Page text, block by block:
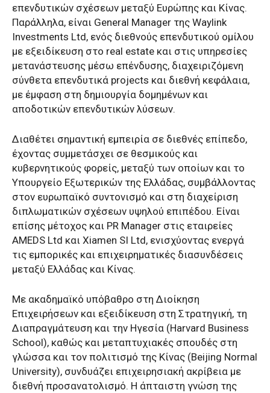
επενδυτικών σχέσεων μεταξύ Ευρώπης και Κίνας.
Παράλληλα, είναι General Manager της Waylink
Investments Ltd, ενός διεθνούς επενδυτικού ομίλου
με εξειδίκευση στο real estate και στις υπηρεσίες
μετανάστευσης μέσω επένδυσης, διαχειριζόμενη
σύνθετα επενδυτικά projects και διεθνή κεφάλαια,
με έμφαση στη δημιουργία δομημένων και
αποδοτικών επενδυτικών λύσεων.
Διαθέτει σημαντική εμπειρία σε διεθνές επίπεδο,
έχοντας συμμετάσχει σε θεσμικούς και
κυβερνητικούς φορείς, μεταξύ των οποίων και το
Υπουργείο Εξωτερικών της Ελλάδας, συμβάλλοντας
στον ευρωπαϊκό συντονισμό και στη διαχείριση
διπλωματικών σχέσεων υψηλού επιπέδου. Είναι
επίσης μέτοχος και PR Manager στις εταιρείες
AMEDS Ltd και Xiamen SI Ltd, ενισχύοντας ενεργά
τις εμπορικές και επιχειρηματικές διασυνδέσεις
μεταξύ Ελλάδας και Κίνας.
Με ακαδημαϊκό υπόβαθρο στη Διοίκηση
Επιχειρήσεων και εξειδίκευση στη Στρατηγική, τη
Διαπραγμάτευση και την Ηγεσία (Harvard Business
School), καθώς και μεταπτυχιακές σπουδές στη
γλώσσα και τον πολιτισμό της Κίνας (Beijing Normal
University), συνδυάζει επιχειρησιακή ακρίβεια με
διεθνή προσανατολισμό. Η άπταιστη γνώση της